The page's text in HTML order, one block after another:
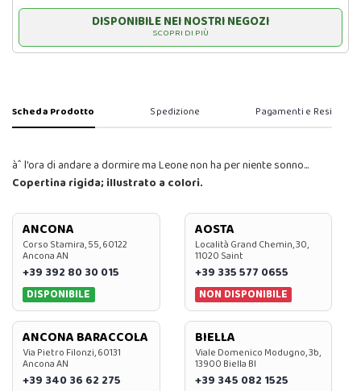
DISPONIBILE NEI NOSTRI NEGOZI
SCOPRI DI PIÙ
Scheda Prodotto Spedizione Pagamenti e Resi
àˆ l'ora di andare a dormire ma Leone non ha per niente sonno...
Copertina rigida; illustrato a colori.
ANCONA
Corso Stamira, 55, 60122
Ancona AN
+39 392 80 30 015
DISPONIBILE
AOSTA
Località Grand Chemin, 30,
11020 Saint
+39 335 577 0655
NON DISPONIBILE
ANCONA BARACCOLA
Via Pietro Filonzi, 60131
Ancona AN
+39 340 36 62 275
BIELLA
Viale Domenico Modugno, 3b,
13900 Biella BI
+39 345 082 1525